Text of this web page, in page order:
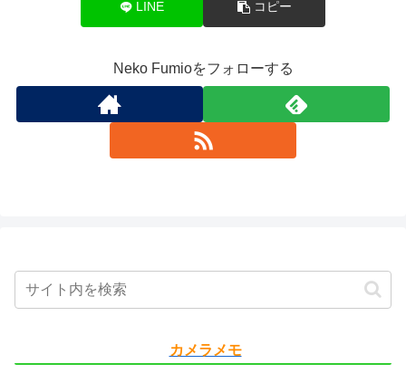
LINE コピー
Neko Fumioをフォローする
カメラメモ